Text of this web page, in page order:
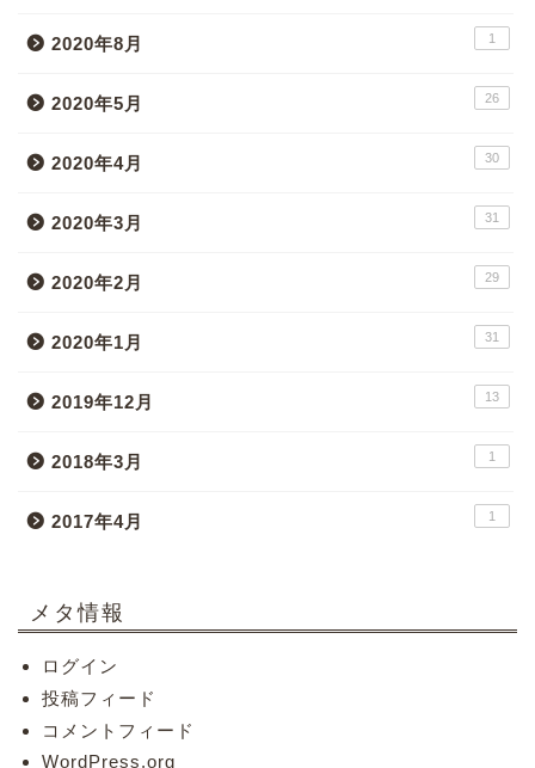
2020年8月 1
2020年5月 26
2020年4月 30
2020年3月 31
2020年2月 29
2020年1月 31
2019年12月 13
2018年3月 1
2017年4月 1
メタ情報
ログイン
投稿フィード
コメントフィード
WordPress.org